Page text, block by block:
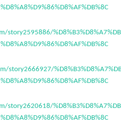
story2595886/
story2666927/
story2620618/